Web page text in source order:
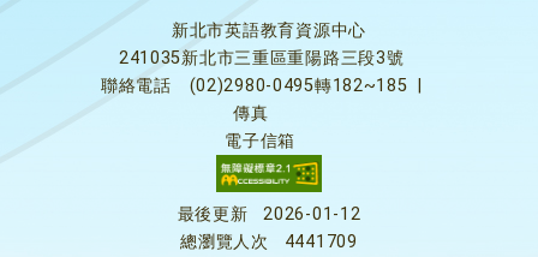
新北市英語教育資源中心
241035新北市三重區重陽路三段3號
聯絡電話
(02)2980-0495轉182~185
傳真
電子信箱
最後更新
2026-01-12
總瀏覽人次
4441709